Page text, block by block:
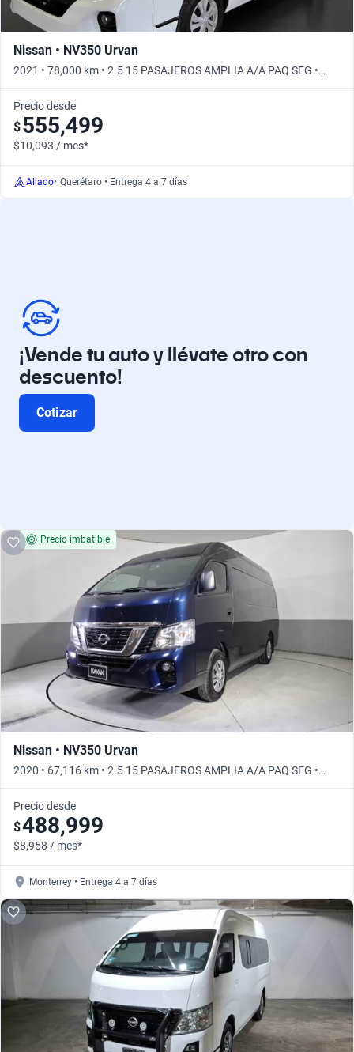
Nissan • NV350 Urvan
2021 • 78,000 km • 2.5 15 PASAJEROS AMPLIA A/A PAQ SEG •
Manual
Precio desde
$555,499
$10,093 / mes*
Aliado• Querétaro • Entrega 4 a 7 días
¡Vende tu auto y llévate otro con
descuento!
Cotizar
Precio imbatible
Nissan • NV350 Urvan
2020 • 67,116 km • 2.5 15 PASAJEROS AMPLIA A/A PAQ SEG •
Manual
Precio desde
$488,999
$8,958 / mes*
Monterrey • Entrega 4 a 7 días